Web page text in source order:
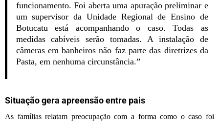
funcionamento. Foi aberta uma apuração preliminar e
um supervisor da Unidade Regional de Ensino de
Botucatu está acompanhando o caso. Todas as
medidas cabíveis serão tomadas. A instalação de
câmeras em banheiros não faz parte das diretrizes da
Pasta, em nenhuma circunstância.”
Situação gera apreensão entre pais
As famílias relatam preocupação com a forma como o caso foi